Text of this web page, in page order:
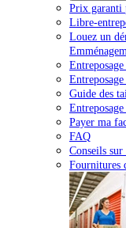
Prix garanti
Libre-
Louez un
Guide des
Payer ma
FAQ
Conseils
Fournitures